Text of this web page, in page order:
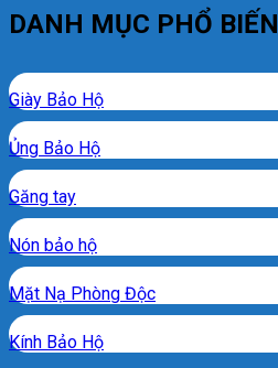
DANH MỤC PHỔ BIẾN
Giày Bảo Hộ
Ủng Bảo Hộ
Găng tay
Nón bảo hộ
Mặt Nạ Phòng Độc
Kính Bảo Hộ